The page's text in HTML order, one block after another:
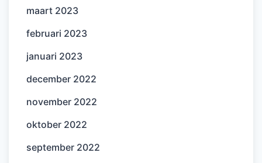
maart 2023
februari 2023
januari 2023
december 2022
november 2022
oktober 2022
september 2022